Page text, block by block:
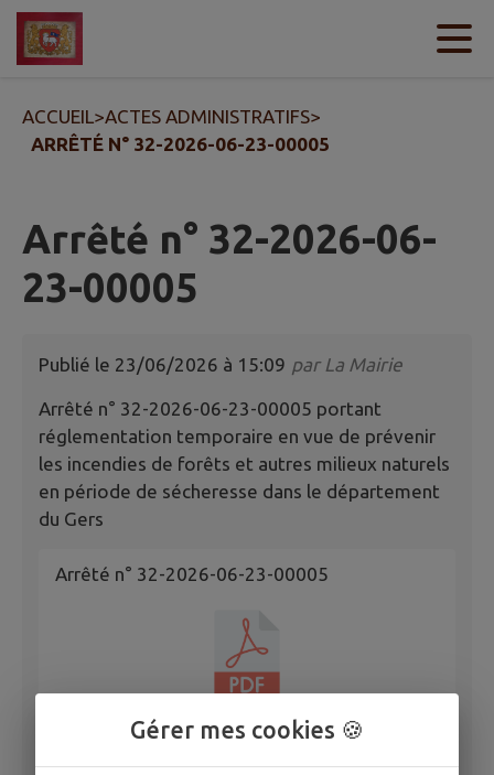
Contenu
ACCUEIL>ACTES ADMINISTRATIFS>
ARRÊTÉ N° 32-2026-06-23-00005
Arrêté n° 32-2026-06-
23-00005
Publié le 23/06/2026 à 15:09 par La Mairie
Arrêté n° 32-2026-06-23-00005 portant
réglementation temporaire en vue de prévenir
les incendies de forêts et autres milieux naturels
en période de sécheresse dans le département
du Gers
Arrêté n° 32-2026-06-23-00005
Gérer mes cookies 🍪